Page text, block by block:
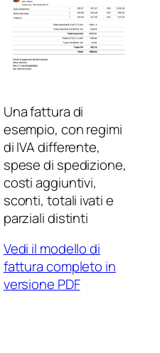
Una fattura di
esempio, con regimi
di IVA differente,
spese di spedizione,
costi aggiuntivi,
sconti, totali ivati e
parziali distinti
Vedi il modello di
fattura completo in
versione PDF